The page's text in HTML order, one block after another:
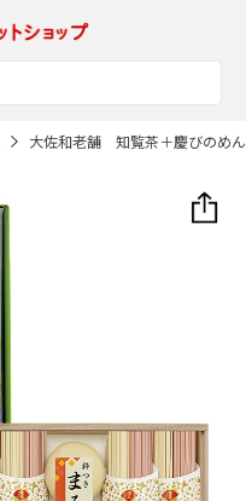
大佐和老舗 知覧茶＋慶びのめ